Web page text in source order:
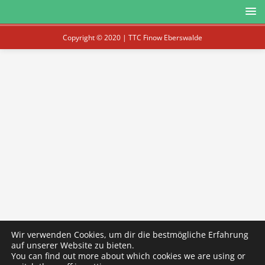
Copyright © 2020 | TTC Finow Eberswalde
Wir verwenden Cookies, um dir die bestmögliche Erfahrung
auf unserer Website zu bieten.
You can find out more about which cookies we are using or